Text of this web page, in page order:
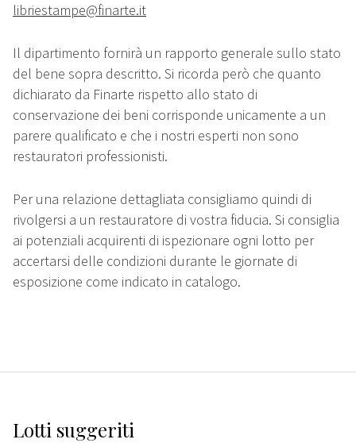
libriestampe@finarte.it
Il dipartimento fornirà un rapporto generale sullo stato
del bene sopra descritto. Si ricorda però che quanto
dichiarato da Finarte rispetto allo stato di
conservazione dei beni corrisponde unicamente a un
parere qualificato e che i nostri esperti non sono
restauratori professionisti.
Per una relazione dettagliata consigliamo quindi di
rivolgersi a un restauratore di vostra fiducia. Si consiglia
ai potenziali acquirenti di ispezionare ogni lotto per
accertarsi delle condizioni durante le giornate di
esposizione come indicato in catalogo.
Lotti suggeriti